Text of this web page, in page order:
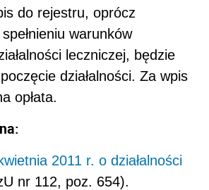
do rejestru, oprócz
warunków
leczniczej, będzie
działalności. Za wpis
opłata.
2011 r. o działalności
nr 112, poz. 654).